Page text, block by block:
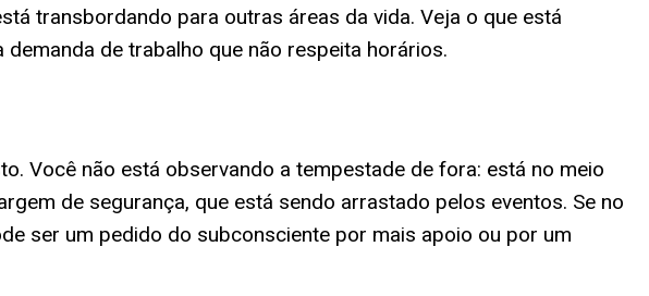
transbordando para outras áreas da vida. Veja o que está
de trabalho que não respeita horários.
Você não está observando a tempestade de fora: está no meio
de segurança, que está sendo arrastado pelos eventos. Se no
ser um pedido do subconsciente por mais apoio ou por um